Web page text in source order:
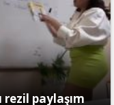
rezil paylaşım